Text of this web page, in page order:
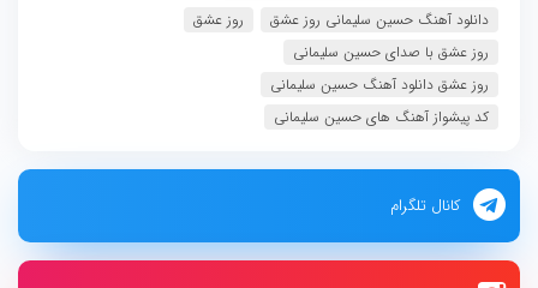
دانلود آهنگ حسین سلیمانی روز عشق
روز عشق
روز عشق با صدای حسین سلیمانی
روز عشق دانلود آهنگ حسین سلیمانی
کد پیشواز آهنگ های حسین سلیمانی
کانال تلگرام